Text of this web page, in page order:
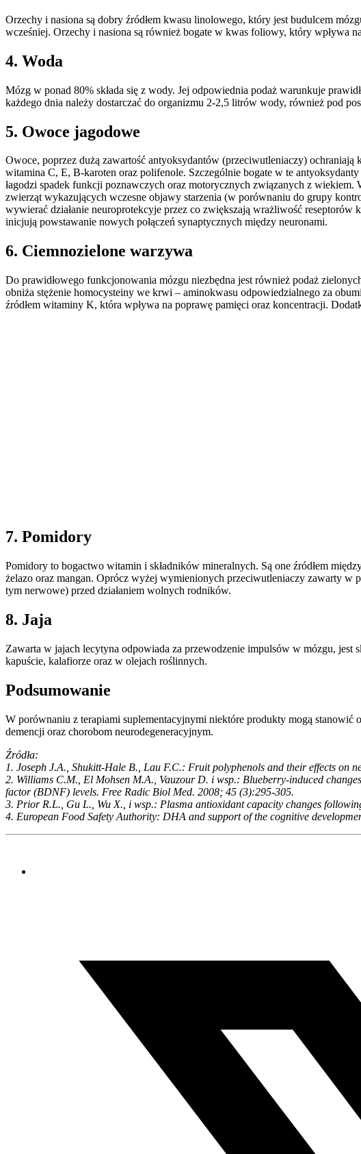
Orzechy i nasiona są dobry źródłem kwasu linolowego, który jest budulcem
wcześniej. Orzechy i nasiona są również bogate w kwas foliowy, który wpływa
4. Woda
Mózg w ponad 80% składa się z wody. Jej odpowiednia podaż warunkuje
każdego dnia należy dostarczać do organizmu 2-2,5 litrów wody, również pod
5. Owoce jagodowe
Owoce, poprzez dużą zawartość antyoksydantów (przeciwutleniaczy)
witamina C, E, B-karoten oraz polifenole. Szczególnie bogate w te
łagodzi spadek funkcji poznawczych oraz motorycznych związanych z
zwierząt wykazujących wczesne objawy starzenia (w porównaniu do grupy
wywierać działanie neuroprotekcyje przez co zwiększają wrażliwość
inicjują powstawanie nowych połączeń synaptycznych między neuronami.
6. Ciemnozielone warzywa
Do prawidłowego funkcjonowania mózgu niezbędna jest również podaż
obniża stężenie homocysteiny we krwi – aminokwasu odpowiedzialnego za
źródłem witaminy K, która wpływa na poprawę pamięci oraz koncentracji.
7. Pomidory
Pomidory to bogactwo witamin i składników mineralnych. Są one źródłem
żelazo oraz mangan. Oprócz wyżej wymienionych przeciwutleniaczy zawarty
tym nerwowe) przed działaniem wolnych rodników.
8. Jaja
Zawarta w jajach lecytyna odpowiada za przewodzenie impulsów w mózgu,
kapuście, kalafiorze oraz w olejach roślinnych.
Podsumowanie
W porównaniu z terapiami suplementacyjnymi niektóre produkty mogą
demencji oraz chorobom neurodegeneracyjnym.
Źródła:
1. Joseph J.A., Shukitt-Hale B., Lau F.C.: Fruit polyphenols and their effects on
2. Williams C.M., El Mohsen M.A., Vauzour D. i wsp.: Blueberry-induced
factor (BDNF) levels. Free Radic Biol Med. 2008; 45 (3):295-305.
3. Prior R.L., Gu L., Wu X., i wsp.: Plasma antioxidant capacity changes
4. European Food Safety Authority: DHA and support of the cognitive